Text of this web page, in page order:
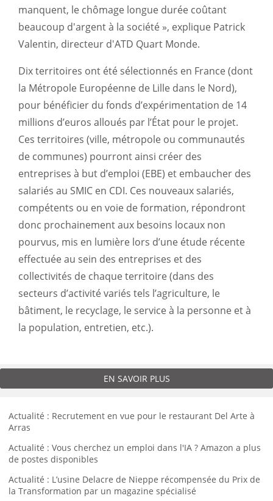
manquent, le chômage longue durée coûtant
beaucoup d'argent à la société », explique Patrick
Valentin, directeur d'ATD Quart Monde.
Dix territoires ont été sélectionnés en France (dont
la Métropole Européenne de Lille dans le Nord),
pour bénéficier du fonds d’expérimentation de 14
millions d’euros alloués par l’État pour le projet.
Ces territoires (ville, métropole ou communautés
de communes) pourront ainsi créer des
entreprises à but d’emploi (EBE) et embaucher des
salariés au SMIC en CDI. Ces nouveaux salariés,
compétents ou en voie de formation, répondront
donc prochainement aux besoins locaux non
pourvus, mis en lumière lors d’une étude récente
effectuée au sein des entreprises et des
collectivités de chaque territoire (dans des
secteurs d’activité variés tels l’agriculture, le
bâtiment, le recyclage, le service à la personne et à
la population, entretien, etc.).
EN SAVOIR PLUS
Actualité : Recrutement en vue pour le restaurant Del Arte à
Arras
Actualité : Vous cherchez un emploi dans l'IA ? Amazon a plus
de postes disponibles
Actualité : L’usine Delacre de Nieppe récompensée du Prix de
la Transformation par un magazine spécialisé